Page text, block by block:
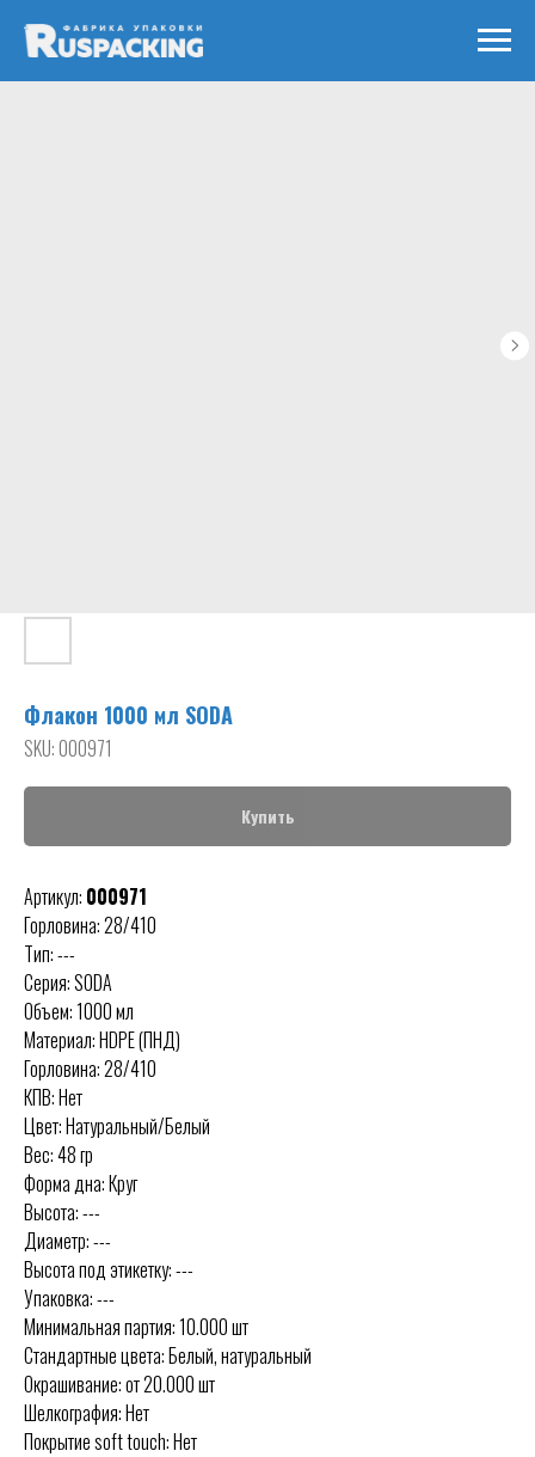
Флакон 1000 мл SODA
SKU:000971
Купить
Артикул: 000971
Горловина: 28/410
Тип: ---
Серия: SODA
Объем: 1000 мл
Материал: HDPE (ПНД)
Горловина: 28/410
КПВ: Нет
Цвет: Натуральный/Белый
Вес: 48 гр
Форма дна: Круг
Высота: ---
Диаметр: ---
Высота под этикетку: ---
Упаковка: ---
Минимальная партия: 10.000 шт
Стандартные цвета: Белый, натуральный
Окрашивание: от 20.000 шт
Шелкография: Нет
Покрытие soft touch: Нет